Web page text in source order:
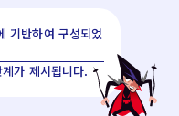
기반하여 구성되었
가 제시됩니다.